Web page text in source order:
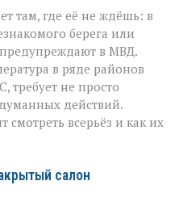
не
прощает
легкомыслия»:
МВД — о
том,
как
уберечь
себя
и
там, где её не ждёшь: в
берега или
в МВД.
в ряде районов
требует не просто
действий.
смотреть всерьёз и как их
салон